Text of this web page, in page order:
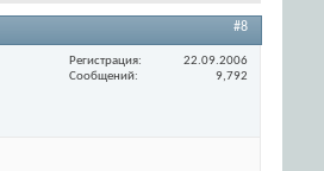
#8
Регистрация
22.09.2006
Сообщений
9,792